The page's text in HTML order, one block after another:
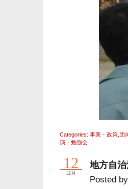
Categories: 事業・政策, 団
演・勉強会
地方自
Posted
12
12月